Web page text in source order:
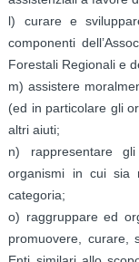
l) curare e
componenti
Forestali Regionali e
m) assistere
(ed in particolare gli
altri aiuti;
n) rappresentare
organismi in cui sia
categoria;
o) raggruppare ed
promuovere, curare,